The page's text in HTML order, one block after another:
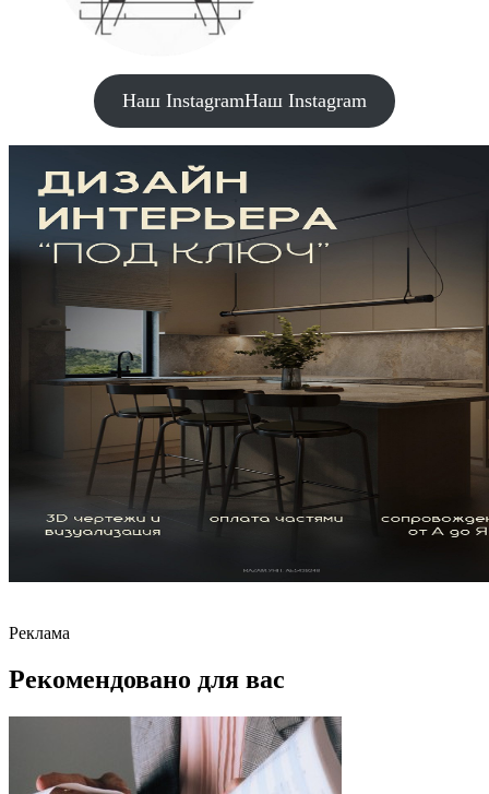
Наш InstagramНаш Instagram
Реклама
Рекомендовано для вас